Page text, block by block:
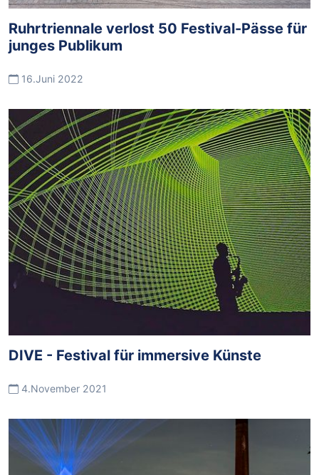
Ruhrtriennale verlost 50 Festival-Pässe für
junges Publikum
16.Juni 2022
DIVE - Festival für immersive Künste
4.November 2021